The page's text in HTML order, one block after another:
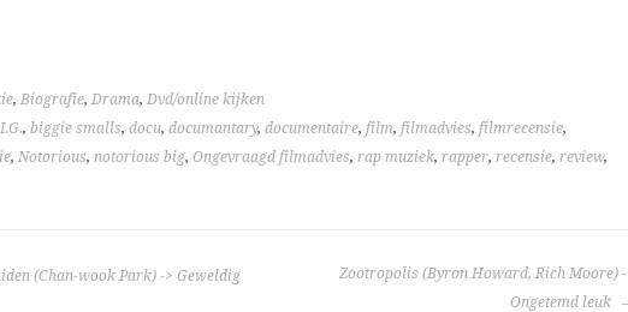
, Biografie, Drama, Dvd/online kijken
, biggie smalls, docu, documantary, documentaire, film, filmadvies, filmrecensie,
, Notorious, notorious big, Ongevraagd filmadvies, rap muziek, rapper, recensie, review,
(Chan-wook Park) -> Geweldig
Zootropolis (Byron Howard, Rich Moore)
Ongetemd leuk